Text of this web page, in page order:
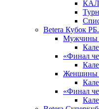
Betera Кубок
Мужчины
«Финал
Женщины
«Финал